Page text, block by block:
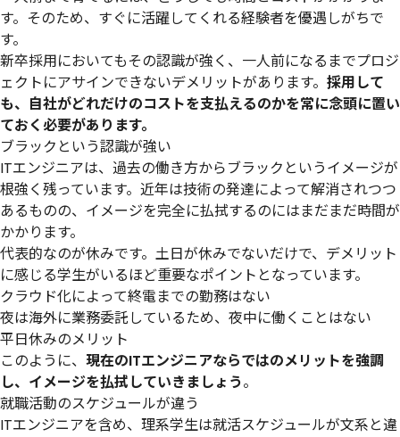
す。そのため、すぐに活躍してくれる経験者を優遇しがちで
す。
新卒採用においてもその認識が強く、一人前になるまでプロジ
ェクトにアサインできないデメリットがあります。 採用して
も、自社がどれだけのコストを支払えるのかを常に念頭に置い
ておく必要があります。
ブラックという認識が強い
ITエンジニアは、過去の働き方からブラックというイメージが
根強く残っています。近年は技術の発達によって解消されつつ
あるものの、イメージを完全に払拭するのにはまだまだ時間が
かかります。
代表的なのが休みです。土日が休みでないだけで、デメリット
に感じる学生がいるほど重要なポイントとなっています。
クラウド化によって終電までの勤務はない
夜は海外に業務委託しているため、夜中に働くことはない
平日休みのメリット
このように、 現在のITエンジニアならではのメリットを強調
し、イメージを払拭していきましょう。
就職活動のスケジュールが違う
ITエンジニアを含め、理系学生は就活スケジュールが文系と違